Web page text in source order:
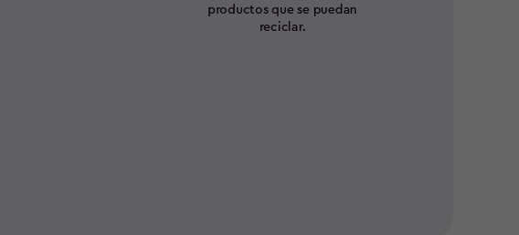
productos que se puedan
reciclar.